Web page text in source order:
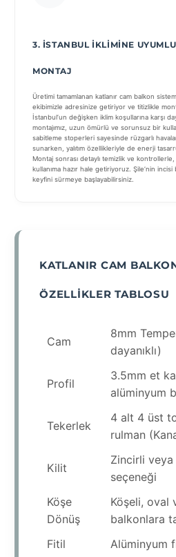
3. İSTANBUL İKLIMINE
MONTAJ
Üretimi tamamlanan katlanır cam balkon
ekibimizle adresinize getiriyor ve titizlikle
İstanbul’un değişken iklim koşullarına karşı
montajımız, uzun ömürlü ve sorunsuz bir
sabitleme stoperleri sayesinde rüzgarlı
sunarken, yalıtım özellikleriyle de enerji
Montaj sonrası detaylı temizlik ve
kullanıma hazır hale getiriyoruz. Şile’nin
keyfini sürmeye başlayabilirsiniz.
KATLANIR CAM
ÖZELLIKLER TABLOSU
Cam
8mm
dayanıklı)
Profil
3.5mm et
alüminyum
Tekerlek
4 alt 4 üst
rulman
Kilit
Zincirli veya
seçeneği
Köşe
Dönüş
Köşeli, oval
balkonlara
Fitil
Alüminyum